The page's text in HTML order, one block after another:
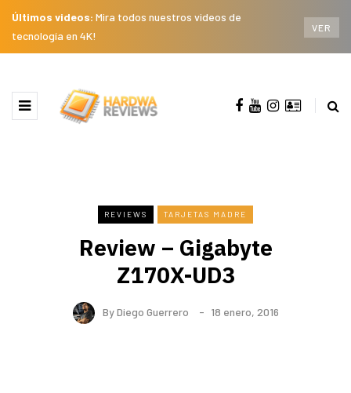
Últimos videos: Mira todos nuestros videos de
tecnología en 4K!
VER
REVIEWS TARJETAS MADRE
Review – Gigabyte
Z170X-UD3
ByDiego Guerrero 18 enero, 2016